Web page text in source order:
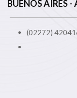
BUENOS AIRES-
(02272)